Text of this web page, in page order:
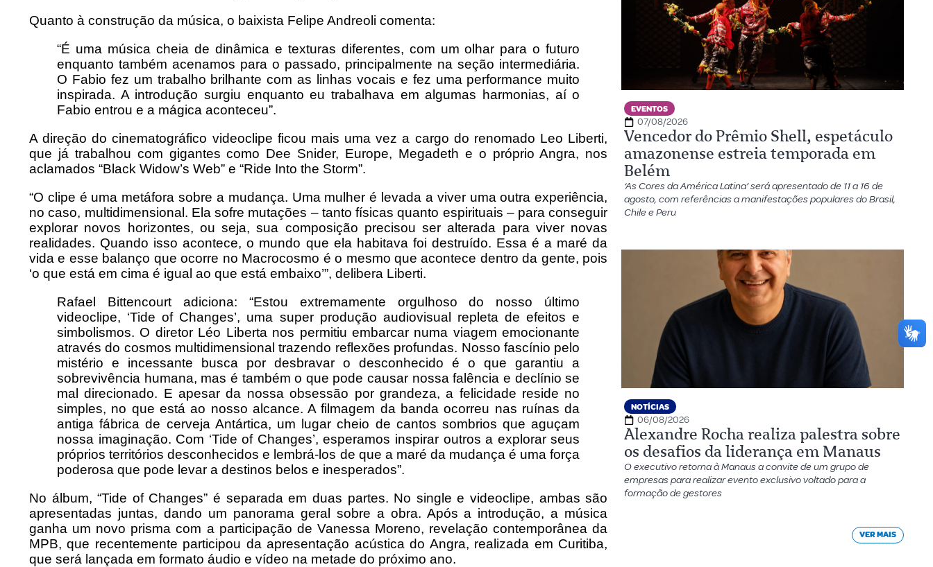
Quanto à construção da música, o baixista Felipe Andreoli comenta:
“É uma música cheia de dinâmica e texturas diferentes, com um olhar para o futuro
enquanto também acenamos para o passado, principalmente na seção intermediária.
O Fabio fez um trabalho brilhante com as linhas vocais e fez uma performance muito
inspirada. A introdução surgiu enquanto eu trabalhava em algumas harmonias, aí o
Fabio entrou e a mágica aconteceu”.
A direção do cinematográfico videoclipe ficou mais uma vez a cargo do renomado Leo Liberti,
que já trabalhou com gigantes como Dee Snider, Europe, Megadeth e o próprio Angra, nos
aclamados “Black Widow’s Web” e “Ride Into the Storm”.
“O clipe é uma metáfora sobre a mudança. Uma mulher é levada a viver uma outra experiência,
no caso, multidimensional. Ela sofre mutações – tanto físicas quanto espirituais – para conseguir
explorar novos horizontes, ou seja, sua composição precisou ser alterada para viver novas
realidades. Quando isso acontece, o mundo que ela habitava foi destruído. Essa é a maré da
vida e esse balanço que ocorre no Macrocosmo é o mesmo que acontece dentro da gente, pois
‘o que está em cima é igual ao que está embaixo’”, delibera Liberti.
Rafael Bittencourt adiciona: “Estou extremamente orgulhoso do nosso último
videoclipe, ‘Tide of Changes’, uma super produção audiovisual repleta de efeitos e
simbolismos. O diretor Léo Liberta nos permitiu embarcar numa viagem emocionante
através do cosmos multidimensional trazendo reflexões profundas. Nosso fascínio pelo
mistério e incessante busca por desbravar o desconhecido é o que garantiu a
sobrevivência humana, mas é também o que pode causar nossa falência e declínio se
mal direcionado. E apesar da nossa obsessão por grandeza, a felicidade reside no
simples, no que está ao nosso alcance. A filmagem da banda ocorreu nas ruínas da
antiga fábrica de cerveja Antártica, um lugar cheio de cantos sombrios que aguçam
nossa imaginação. Com ‘Tide of Changes’, esperamos inspirar outros a explorar seus
próprios territórios desconhecidos e lembrá-los de que a maré da mudança é uma força
poderosa que pode levar a destinos belos e inesperados”.
No álbum, “Tide of Changes” é separada em duas partes. No single e videoclipe, ambas são
apresentadas juntas, dando um panorama geral sobre a obra. Após a introdução, a música
ganha um novo prisma com a participação de Vanessa Moreno, revelação contemporânea da
MPB, que recentemente participou da apresentação acústica do Angra, realizada em Curitiba,
que será lançada em formato áudio e vídeo na metade do próximo ano.
EVENTOS
07/08/2026
Vencedor do Prêmio Shell, espetáculo
amazonense estreia temporada em
Belém
‘As Cores da América Latina’ será apresentado de 11 a 16 de
agosto, com referências a manifestações populares do Brasil,
Chile e Peru
NOTÍCIAS
06/08/2026
Alexandre Rocha realiza palestra sobre
os desafios da liderança em Manaus
O executivo retorna à Manaus a convite de um grupo de
empresas para realizar evento exclusivo voltado para a
formação de gestores
VER MAIS